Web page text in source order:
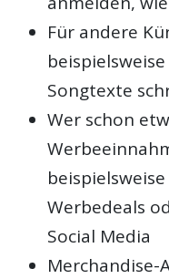
Für andere
Songtexte
Wer schon
Werbedeals
Social Media
Merchandise-